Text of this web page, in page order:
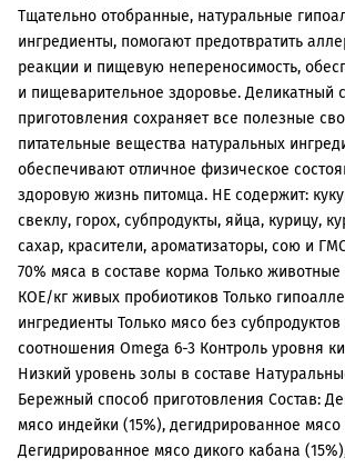
Тщательно отобранные, натуральные
ингредиенты, помогают предотвратить
реакции и пищевую непереносимость,
и пищеварительное здоровье. Деликатный
приготовления сохраняет все полезные
питательные вещества натуральных
обеспечивают отличное физическое
здоровую жизнь питомца. НЕ содержит:
свеклу, горох, субпродукты, яйца, курицу,
сахар, красители, ароматизаторы, сою и
70% мяса в составе корма Только
КОЕ/кг живых пробиотиков Только
ингредиенты Только мясо без субпродуктов
соотношения Omega 6-3 Контроль уровня
Низкий уровень золы в составе
Бережный способ приготовления Состав:
мясо индейки (15%), дегидрированное мясо
Дегидрированное мясо дикого кабана